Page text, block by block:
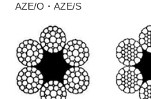
AZE/O・AZE/S